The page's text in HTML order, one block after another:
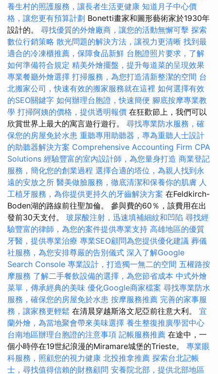
養生村的照護服務，讓長者生活更健康 知道月子中心價
格，讓您更有預算計劃 Bonetti畫家和圖形藝術家於1930年
設計的。 尋找優質的外燴廠商，讓您的活動無懈可擊 探索
數位行銷策略 散光問題的解決方法，讓視力更清晰 找到最
適合的冷凍櫃推薦，保障食品新鮮 台胞證照片要求，了解
如何準備符合規定 精美外燴擺盤，提升每道菜的呈現效果
專業餐廳外燴選擇 打掃服務，為您打造清新整潔的空間 台
北搬家公司，快速有效的搬家服務就在這裡 如何選擇有效
的SEO關鍵字 如何辦理台胞證，快速簡便 腳底按摩專業教
學 打掃阿姨的價格，提供透明報價 在狂歡節上，我們可以
欣賞世界上最大的寓言遊行遊行。 尋找專業防水服務，確
保您的房屋免於水患 重聽專用助聽器，專為重聽人士設計
的助聽器解決方案 Comprehensive Accounting Firm CPA
Solutions 經驗豐富的室內設計師，為您量身打造 商業登記
服務，簡化您的創業過程 選擇合適的塔位，為親人找到永
遠的安放之所 醫美做臉服務，徹底清潔和保養你的肌膚 人
工植牙服務，為你提供更持久的牙齒解決方案 在Feldkirch-
Boden湖的路線前往聖加倫。 參與費的60％，該費用在出
發前30天支付。 玻尿酸注射，迅速填補細紋和凹陷 尋找經
驗豐富的律師，為您的案件提供專業支持 高雄地區的優質
牙醫，提供專業治療 專業SEO顧問為您提供優化建議 葬儀
社服務，為您安排尊嚴的告別儀式 深入了解Google
Search Console 專業設計，打造獨一無二的空間 五權路按
摩服務 了解二手餐飲設備的選擇，為您節省成本 中式外燴
菜單，傳承經典的美味 優化Google商家檔案 尋找專業防水
服務，確保您的房屋免於水患 按摩服務推薦 完善的家事服
務，讓家務更輕鬆 在清晨穿越斯洛文尼亞前往意大利。 宜
蘭外燴，為當地聚會帶來美味選擇 養生整復推廣學習中心
台南地區辦理台胞證的注意事項 記帳服務推薦 在途中，一
個小時停在19世紀浪漫的Miramare城堡的Trieste。 專業眼
科服務，照顧您的視力健康 北投推拿推薦 探索台北記帳
士，尋找值得信賴的財務顧問 安養院北部，提供北部地區